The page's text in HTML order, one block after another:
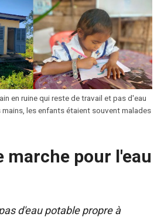
en ruine qui reste de travail et pas d'eau
les enfants étaient souvent malades
marche pour l'eau
d'eau potable propre à